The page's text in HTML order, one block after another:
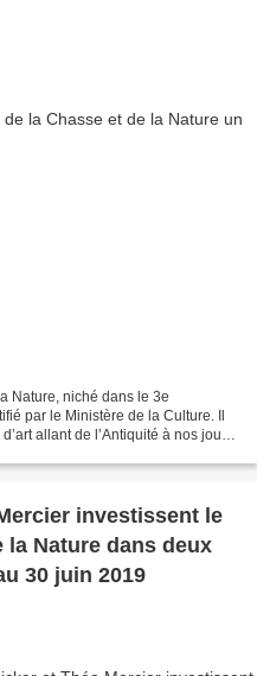
Nature, niché dans le 3e
par le Ministère de la Culture. Il
allant de l’Antiquité à nos jours,
investissent le
la Nature dans deux
30 juin 2019